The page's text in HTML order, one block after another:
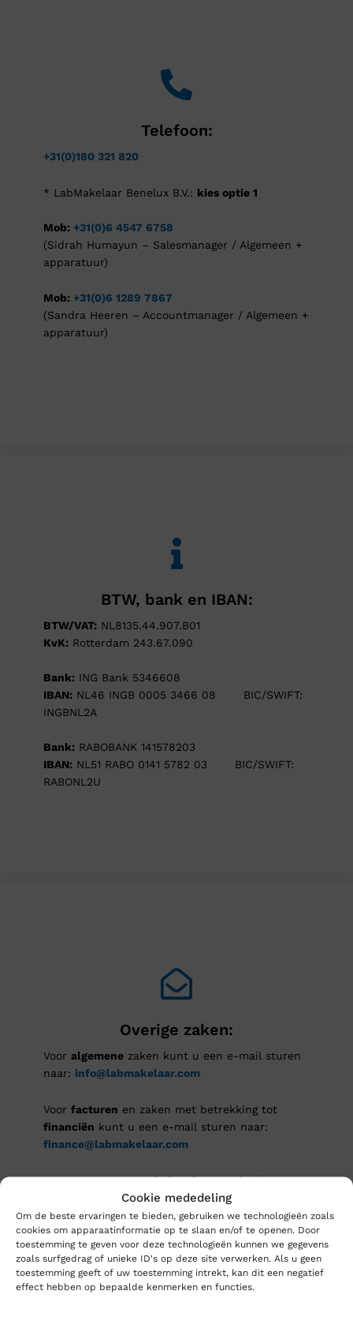
Cookie mededeling
Om de beste ervaringen te bieden, gebruiken we technologieën zoals
cookies om apparaatinformatie op te slaan en/of te openen. Door
toestemming te geven voor deze technologieën kunnen we gegevens
zoals surfgedrag of unieke ID's op deze site verwerken. Als u geen
toestemming geeft of uw toestemming intrekt, kan dit een negatief
effect hebben op bepaalde kenmerken en functies.
Telefoon:
+31(0)180 321 820
* LabMakelaar Benelux B.V.: kies optie 1
Mob: +31(0)6 4547 6758
(Sidrah Humayun – Salesmanager / Algemeen +
apparatuur)
Mob: +31(0)6 1289 7867
(Sandra Heeren – Accountmanager / Algemeen +
apparatuur)
BTW, bank en IBAN:
BTW/VAT: NL8135.44.907.B01
KvK: Rotterdam 243.67.090
Bank: ING Bank 5346608
IBAN: NL46 INGB 0005 3466 08 BIC/SWIFT:
INGBNL2A
Bank: RABOBANK 141578203
IBAN: NL51 RABO 0141 5782 03 BIC/SWIFT:
RABONL2U
Overige zaken:
Voor algemene zaken kunt u een e-mail sturen
naar: info@labmakelaar.com
Voor facturen en zaken met betrekking tot
financiën kunt u een e-mail sturen naar:
finance@labmakelaar.com
Voor vragen overonderhoud en servicekunt u
een e-mail sturen naar:
service@labmakelaar.com